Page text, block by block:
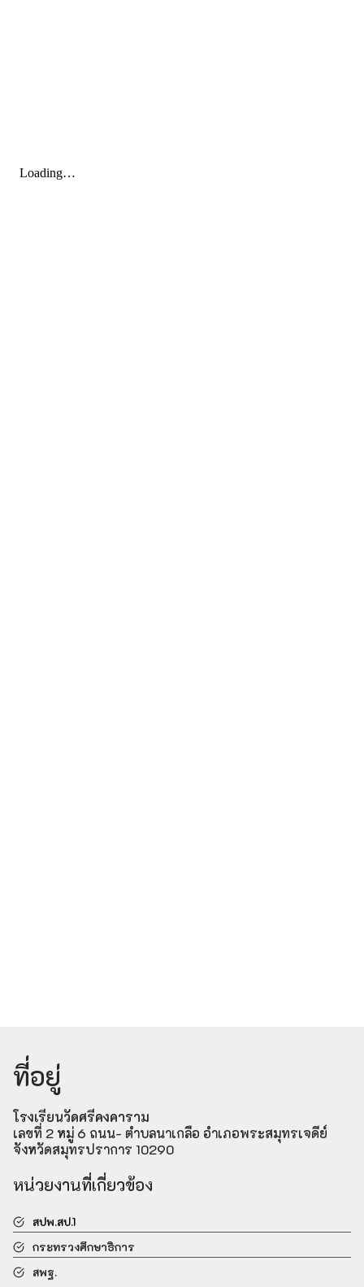
ที่อยู่
โรงเรียนวัดศรีคงคาราม
เลขที่ 2 หมู่ 6 ถนน- ตำบลนาเกลือ อำเภอพระสมุทรเจดีย์
จังหวัดสมุทรปราการ 10290
หน่วยงานที่เกี่ยวข้อง
สปพ.สป.1
กระทรวงศึกษาธิการ
สพฐ.